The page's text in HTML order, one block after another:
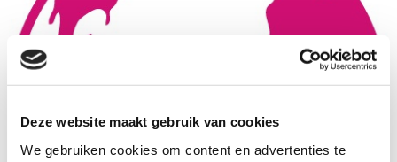
Deze website maakt gebruik van cookies
We gebruiken cookies om content en advertenties te